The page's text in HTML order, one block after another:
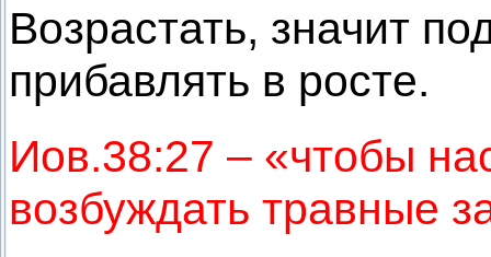
Возрастать, значит
прибавлять в росте.
Иов.38:27 – «чтобы
возбуждать травные